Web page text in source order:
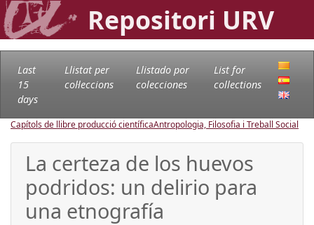
Repositori URV
Last
15
days
Llistat per
col·leccions
Llistado por
colecciones
List for
collections
Capítols de llibre producció científicaAntropologia, Filosofia i Treball Social
La certeza de los huevos
podridos: un delirio para
una etnografía